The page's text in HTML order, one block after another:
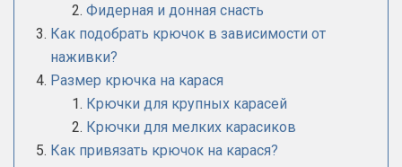
Фидерная и донная снасть
Как подобрать крючок в зависимости от
наживки?
Размер крючка на карася
Крючки для крупных карасей
Крючки для мелких карасиков
Как привязать крючок на карася?